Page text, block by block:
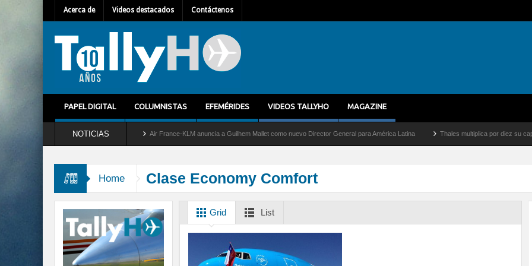
Acerca de Videos destacados Contáctenos
PAPEL DIGITAL COLUMNISTAS EFEMÉRIDES VIDEOS TALLYHO MAGAZINE
NOTICIAS
del servicio al C-2 Greyhound Air France-KLM anuncia a Guilhem Mallet como nuevo Director General para América Latina Thales multiplica por diez su capacidad
Home Clase Economy Comfort
Grid List